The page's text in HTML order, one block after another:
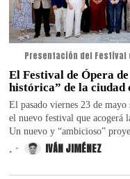
Presentación del Festival
El Festival de Ópera
histórica” de la
El pasado viernes 23 de
el nuevo festival que acogerá
Un nuevo y “ambicioso”
. IVÁN JIMÉNEZ